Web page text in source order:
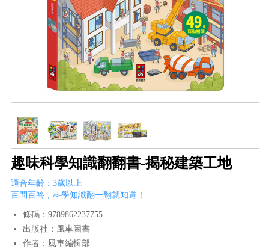
趣味科學知識翻翻書-揭秘建築工地
適合年齡：3歲以上
百問百答，科學知識翻一翻就知道！
條碼：9789862237755
出版社：風車圖書
作者：風車編輯部